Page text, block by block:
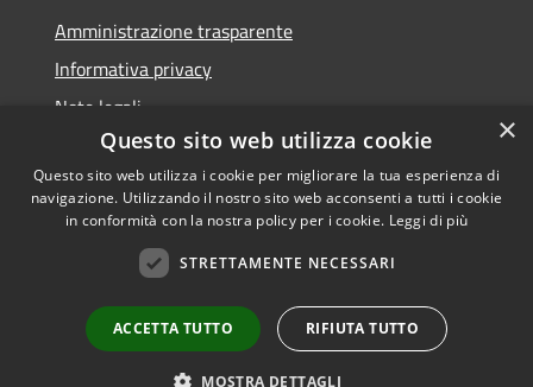
Amministrazione trasparente
Informativa privacy
Note legali
Dichiarazione di accessibilità
Copyright © 2026 • Comune di
Powered byMunicipium
Accesso redazione
×
Questo sito web utilizza cookie
Questo sito web utilizza i cookie per migliorare la tua esperienza di
navigazione. Utilizzando il nostro sito web acconsenti a tutti i cookie
in conformità con la nostra policy per i cookie. Leggi di più
STRETTAMENTE NECESSARI
ACCETTA TUTTO RIFIUTA TUTTO
MOSTRA DETTAGLI